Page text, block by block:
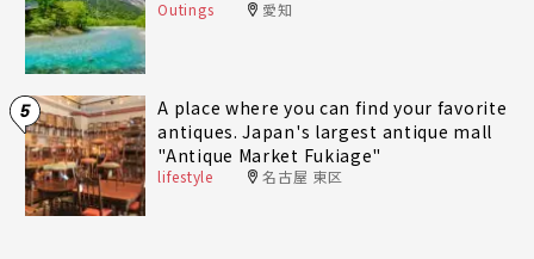
Outings 愛知
5
A place where you can find your favorite
antiques. Japan's largest antique mall
"Antique Market Fukiage"
lifestyle 名古屋 東区